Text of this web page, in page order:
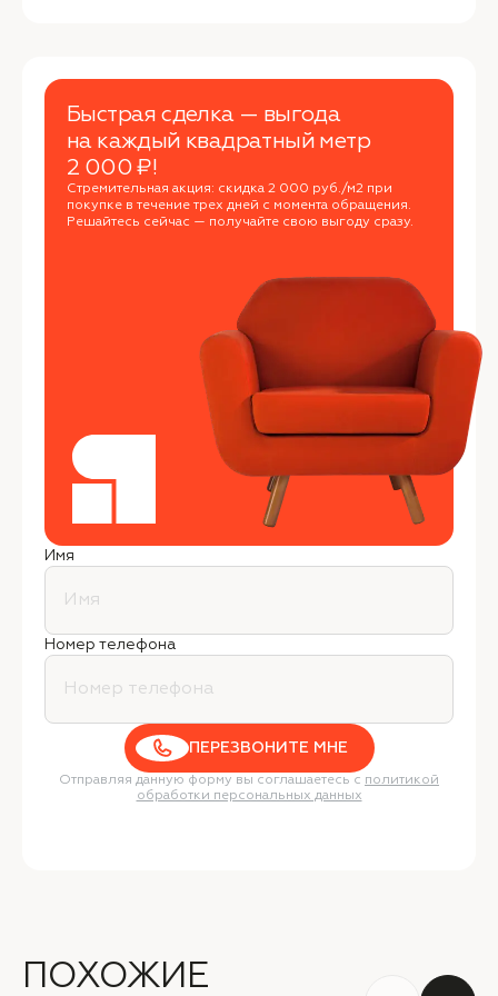
Быстрая сделка — выгода
на каждый квадратный метр
2 000 ₽!
Стремительная акция: скидка 2 000 руб./м2 при
покупке в течение трех дней с момента обращения.
Решайтесь сейчас — получайте свою выгоду сразу.
Имя
Номер телефона
ПЕРЕЗВОНИТЕ МНЕ
Отправляя данную форму вы соглашаетесь с политикой
обработки персональных данных
ПОХОЖИЕ